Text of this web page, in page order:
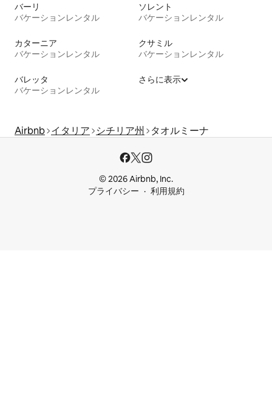
バーリ
バケーションレンタル
ソレント
バケーションレンタル
カターニア
バケーションレンタル
クサミル
バケーションレンタル
バレッタ
バケーションレンタル
さらに表示
Airbnb イタリア シチリア州 タオルミーナ
© 2026 Airbnb, Inc.
プライバシー
利用規約